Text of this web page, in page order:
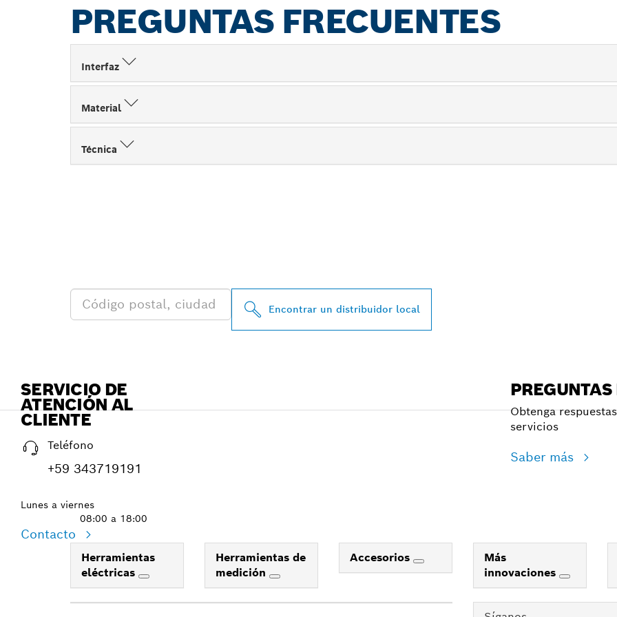
PREGUNTAS FRECUENTES
Interfaz
Material
Técnica
Encontrar un distribuidor local
SERVICIO DE
ATENCIÓN AL
CLIENTE
Teléfono
+59 343719191
Lunes a viernes
08:00 a 18:00
Contacto
Obtenga
servicios
Saber más
Herramientas
eléctricas
Herramientas de
medición
Accesorios
Más
innovaciones